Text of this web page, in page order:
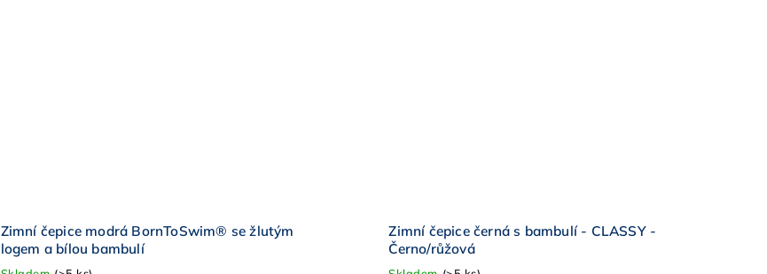
Zimní čepice modrá BornToSwim® se žlutým
logem a bílou bambulí
Zimní čepice černá s bambulí - CLASSY -
Černo/růžová